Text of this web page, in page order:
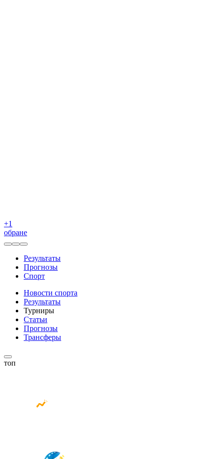
+1
обране
Результаты
Прогнозы
Спорт
Новости спорта
Результаты
Турниры
Статьи
Прогнозы
Трансферы
топ